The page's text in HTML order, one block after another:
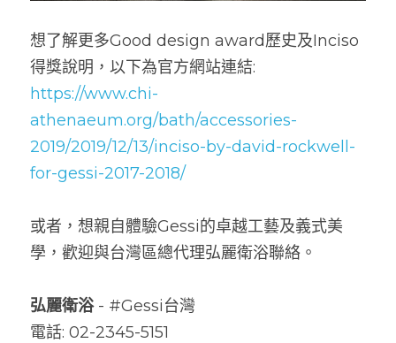
想了解更多Good design award歷史及Inciso
得獎說明，以下為官方網站連結:
https://www.chi-
athenaeum.org/bath/accessories-
2019/2019/12/13/inciso-by-david-rockwell-
for-gessi-2017-2018/
或者，想親自體驗Gessi的卓越工藝及義式美
學，歡迎與台灣區總代理弘麗衛浴聯絡。
弘麗衛浴 - #Gessi台灣
電話: 02-2345-5151